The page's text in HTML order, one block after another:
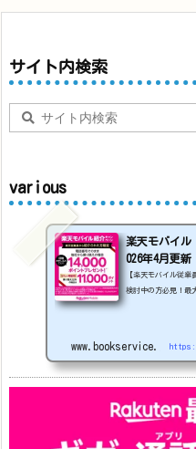
サイト内検索
various
楽天モバイ
026年4月更新
【楽天モバイル従業
検討中の方必見！最
arrows We2
下げ（2026/3/3）
www.bookservice.jp